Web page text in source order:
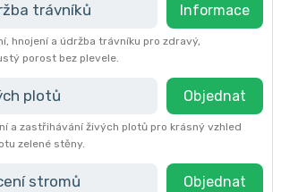
trávníků Informace
hnojení a údržba trávníku pro zdravý,
porost bez plevele.
plotů Objednat
a zastřihávání živých plotů pro krásný vzhled
zelené stěny.
stromů Objednat